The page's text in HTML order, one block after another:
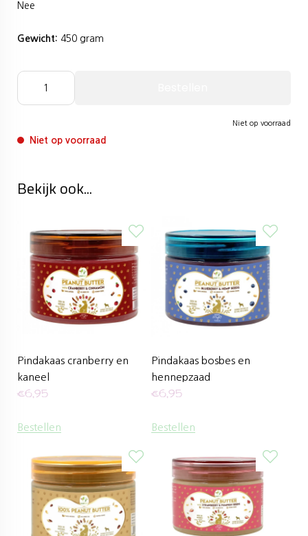
Nee
Gewicht: 450 gram
Niet op voorraad
Niet op voorraad
Bekijk ook...
Pindakaas cranberry en
kaneel
€6,95
Bestellen
Pindakaas bosbes en
hennepzaad
€6,95
Bestellen